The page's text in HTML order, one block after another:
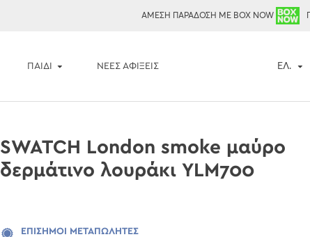
ΑΜΕΣΗ ΠΑΡΑΔΟΣΗ ΜΕ BOX NOW
ΠΑΙΔΙ ΝΈΕΣ ΑΦΊΞΕΙΣ ΕΛ.
SWATCH London smoke μαύρο
δερμάτινο λουράκι YLM700
ΕΠΊΣΗΜΟΙ ΜΕΤΑΠΩΛΗΤΈΣ